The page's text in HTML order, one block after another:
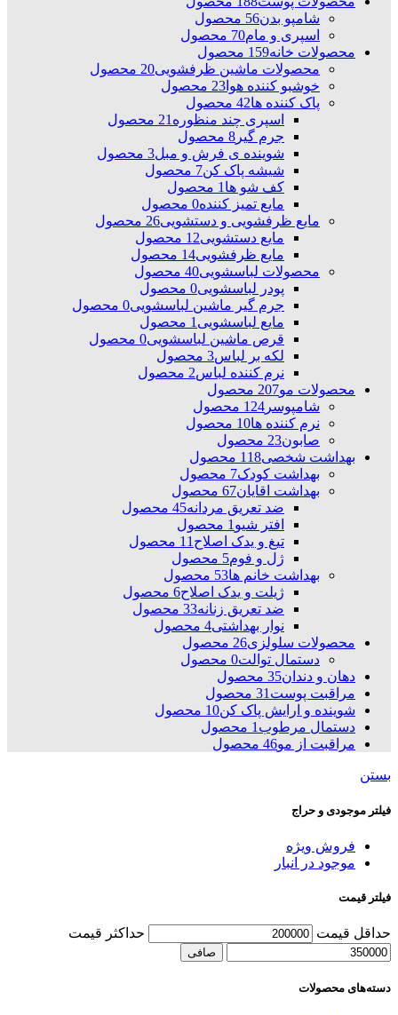
شامپو بدن56 محصول
اسپری و مام70 محصول
محصولات خانه159 محصول
محصولات ماشین ظرفشویی20 محصول
خوشبو کننده هوا 23 محصول
پاک کننده ها42 محصول
اسپری چند منظوره21 محصول
جرم گیر 8 محصول
شوینده ی فرش و مبل3 محصول
شیشه پاک کن7 محصول
کف شو ها1 محصول
مایع تمیز کننده0 محصول
مایع ظرفشویی و دستشویی26 محصول
مایع دستشویی12 محصول
مایع ظرفشویی14 محصول
محصولات لباسشویی40 محصول
پودر لباسشویی0 محصول
جرم گیر ماشین لباسشویی0 محصول
مایع لباسشویی1 محصول
قرص ماشین لباسشویی0 محصول
لکه بر لباس3 محصول
نرم کننده لباس2 محصول
محصولات مو207 محصول
شامپوسر 124 محصول
نرم کننده ها10 محصول
صابون23 محصول
بهداشت شخصی118 محصول
بهداشت کودک7 محصول
بهداشت اقایان67 محصول
ضد تعریق مردانه45 محصول
افتر شیو1 محصول
تیغ و یدک اصلاح11 محصول
ژل و فوم5 محصول
بهداشت خانم ها53 محصول
ژیلت و یدک اصلاح6 محصول
ضد تعریق زنانه33 محصول
نوار بهداشتی4 محصول
محصولات سلولزی26 محصول
دستمال توالت0 محصول
دهان و دندان35 محصول
مراقبت پوست31 محصول
شوینده و ارایش پاک کن10 محصول
دستمال مرطوب1 محصول
مراقبت از مو46 محصول
بستن
فیلتر موجودی و حراج
فروش ویژه
موجود در انبار
فیلتر قیمت
حداقل قیمت حداكثر قيمت
صافی
دسته‌های محصولات